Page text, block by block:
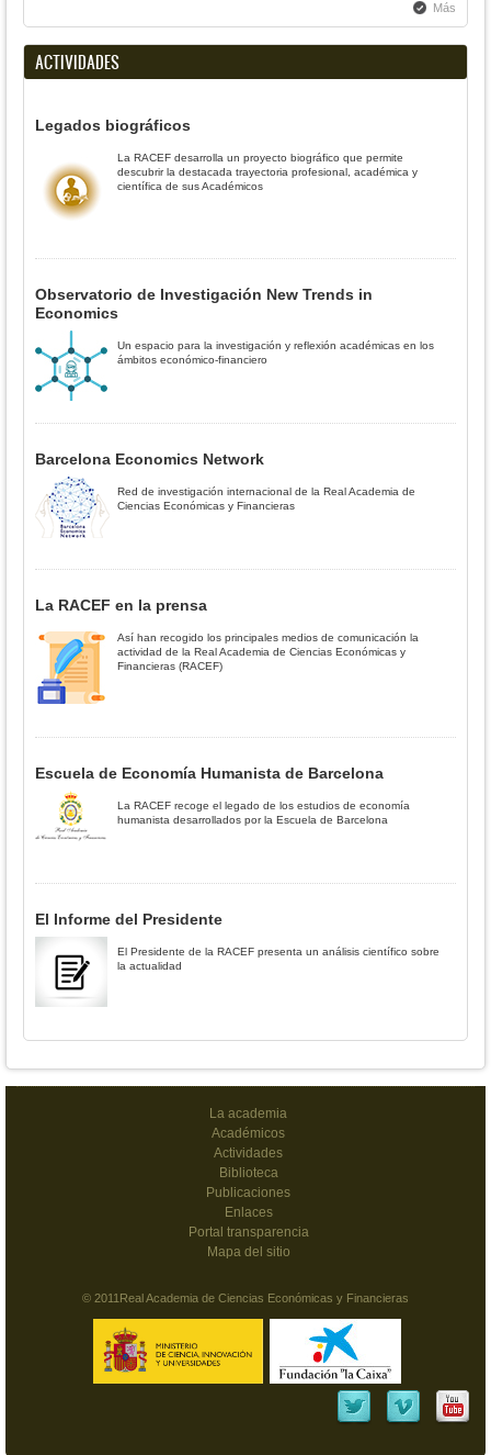
Más
ACTIVIDADES
Legados biográficos
La RACEF desarrolla un proyecto biográfico que permite
descubrir la destacada trayectoria profesional, académica y
científica de sus Académicos
Observatorio de Investigación New Trends in
Economics
Un espacio para la investigación y reflexión académicas en los
ámbitos económico-financiero
Barcelona Economics Network
Red de investigación internacional de la Real Academia de
Ciencias Económicas y Financieras
La RACEF en la prensa
Así han recogido los principales medios de comunicación la
actividad de la Real Academia de Ciencias Económicas y
Financieras (RACEF)
Escuela de Economía Humanista de Barcelona
La RACEF recoge el legado de los estudios de economía
humanista desarrollados por la Escuela de Barcelona
El Informe del Presidente
El Presidente de la RACEF presenta un análisis científico sobre
la actualidad
La academia
Académicos
Actividades
Biblioteca
Publicaciones
Enlaces
Portal transparencia
Mapa del sitio
© 2011Real Academia de Ciencias Económicas y Financieras